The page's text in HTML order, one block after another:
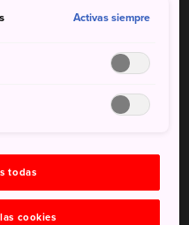
en el tren bala
ciudad de paso de la
Activas siempre
todas
cookies